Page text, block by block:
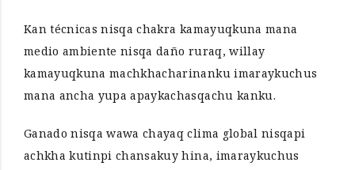
Kan técnicas nisqa chakra kamayuqkuna mana
medio ambiente nisqa daño ruraq, willay
kamayuqkuna machkhacharinanku imaraykuchus
mana ancha yupa apaykachasqachu kanku.
Ganado nisqa wawa chayaq clima global nisqapi
achkha kutinpi chansakuy hina, imaraykuchus